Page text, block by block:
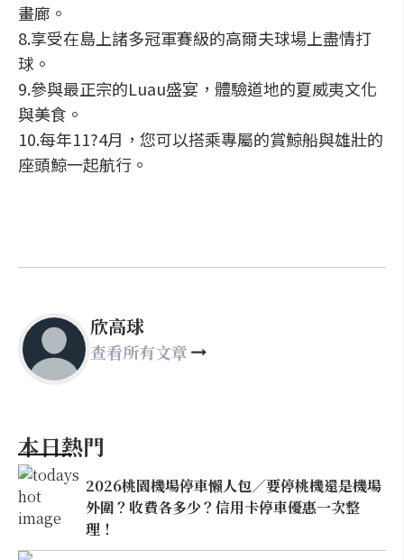
畫廊。
8.享受在島上諸多冠軍賽級的高爾夫球場上盡情打
球。
9.參與最正宗的Luau盛宴，體驗道地的夏威夷文化
與美食。
10.每年11?4月，您可以搭乘專屬的賞鯨船與雄壯的
座頭鯨一起航行。
欣高球
查看所有文章
本日熱門
2026桃園機場停車懶人包／要停桃機還是機場
外圍？收費各多少？信用卡停車優惠一次整
理！